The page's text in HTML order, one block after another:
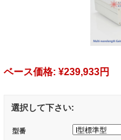
ベース価格: ¥239,933円
選択して下さい:
型番